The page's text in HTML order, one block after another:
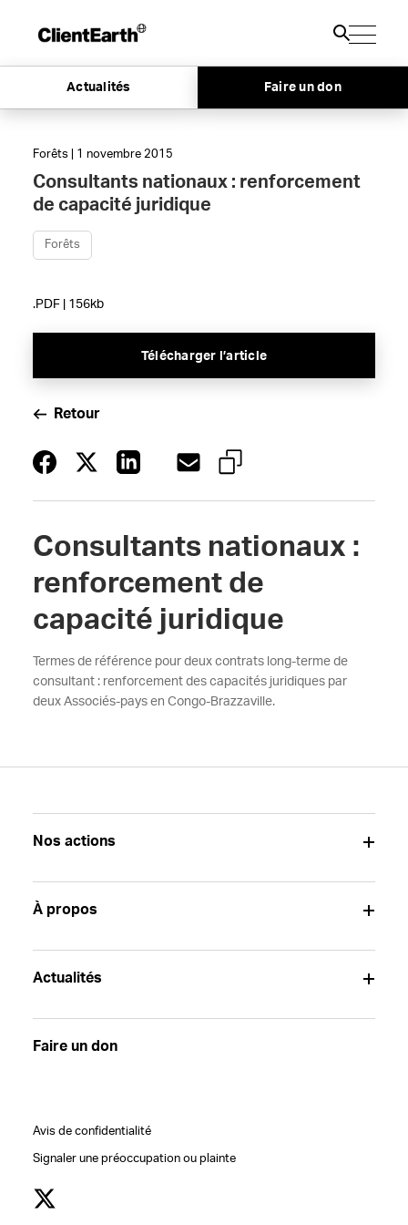
Actualités Faire un don
Forêts | 1 novembre 2015
Consultants nationaux : renforcement
de capacité juridique
Forêts
.PDF | 156kb
Télécharger l’article
Retour
Consultants nationaux :
renforcement de
capacité juridique
Termes de référence pour deux contrats long-terme de
consultant : renforcement des capacités juridiques par
deux Associés-pays en Congo-Brazzaville.
Nos actions
À propos
Actualités
Faire un don
Avis de confidentialité
Signaler une préoccupation ou plainte